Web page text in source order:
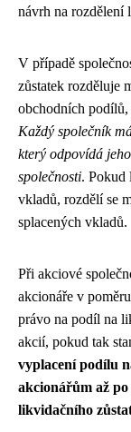
návrh na rozdělení
V případě
zůstatek rozděluje
obchodních podílů,
Každý společník
který odpovídá
společnosti. Pokud
vkladů, rozdělí se
splacených vkladů.
Při akciové
akcionáře v
právo na podíl na
akcií, pokud tak
vyplacení podílu
akcionářům až
likvidačního